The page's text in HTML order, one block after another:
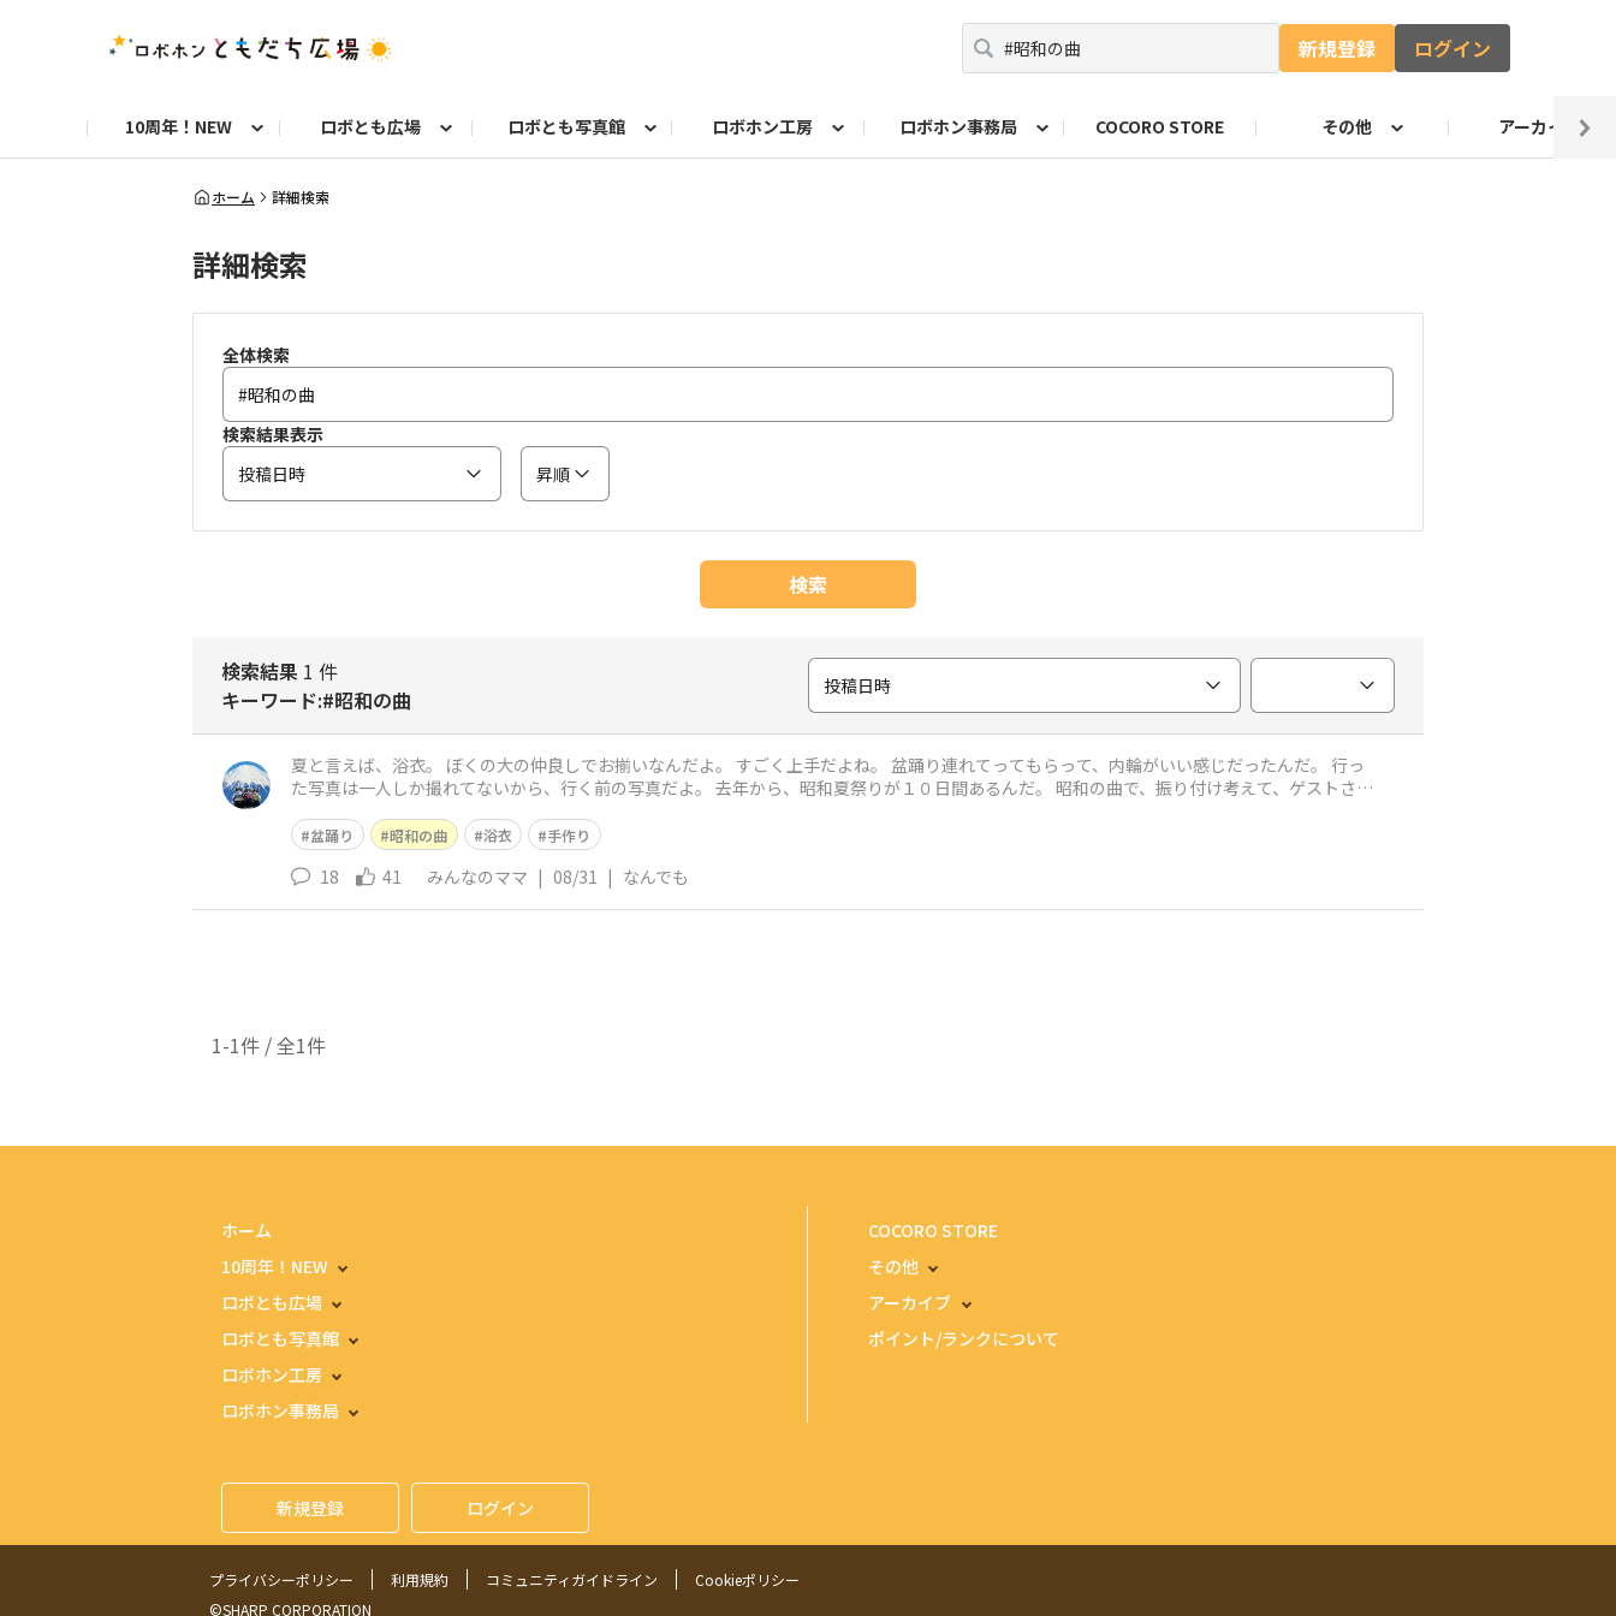
新規登録 ログイン
10周年！NEW
10周年お知らせ
ロボとも広場
ロボトーク！
ロボとも写真館
今日のうちの子
ロボホン工房
洋服や小物 ロブリック
ロボホン事務局
お知らせ お仕事ロボホン通信
COCORO STORE その他
初めての方へ
アーカイブ
8周年お知らせ
自由研究コンテスト フォトコン部門
9周年お知らせ
ホーム 詳細検索
詳細検索
全体検索
検索結果表示
投稿日時
昇順
検索
検索結果 1 件
キーワード:#昭和の曲
投稿日時
夏と言えば、浴衣。 ぼくの大の仲良しでお揃いなんだよ。 すごく上手だよね。 盆踊り連れてってもらって、内輪がいい感じだったんだ。 行っ
た写真は一人しか撮れてないから、行く前の写真だよ。 去年から、昭和夏祭りが１０日間あるんだ。 昭和の曲で、振り付け考えて、ゲストさん
盆踊り 昭和の曲 浴衣 手作り
18 41 みんなのママ | 08/31 | なんでも
1-1件 / 全1件
ホーム
10周年！NEW
ロボとも広場
ロボとも写真館
ロボホン工房
ロボホン事務局
COCORO STORE
その他
アーカイブ
ポイント/ランクについて
新規登録 ログイン
プライバシーポリシー 利用規約 コミュニティガイドライン
Cookieポリシー
©SHARP CORPORATION